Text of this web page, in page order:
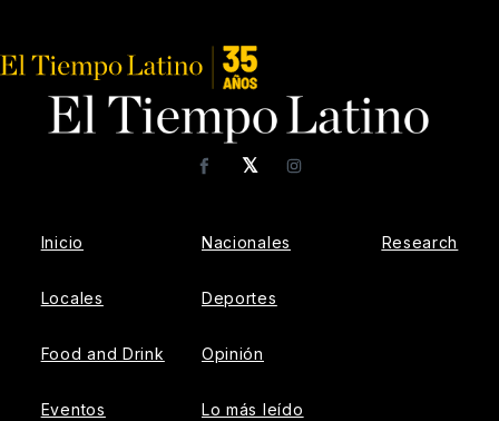
𝕏
FacebookInstagram
Inicio
Locales
Food and Drink
Eventos
Nacionales
Deportes
Opinión
Lo más leído
Research